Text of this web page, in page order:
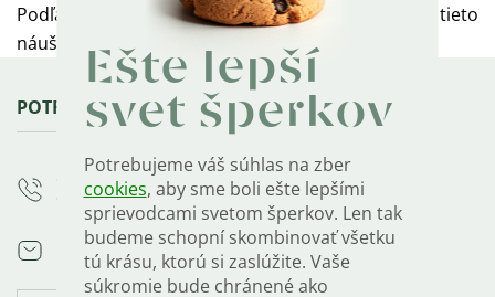
Ešte lepší
svet šperkov
Potrebujeme váš súhlas na zber
cookies, aby sme boli ešte lepšími
sprievodcami svetom šperkov. Len tak
budeme schopní skombinovať všetku
tú krásu, ktorú si zaslúžite. Vaše
súkromie bude chránené ako
Podľa závislosti na veľkosti ušká je možné tieto
náušnice nosiť od 3 mesiacov až do cca 6 rokov.
Zápätie
POTREBUJETE PORADIŤ?
+421 222 205 405
Volajte PO-PIA 9-17 h
info@olivie.sk